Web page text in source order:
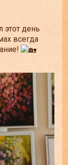
этот день
всегда